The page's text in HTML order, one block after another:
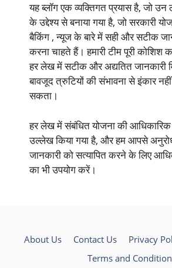
यह ब्लॉग एक व्यक्तिगत प्रयास है, जो उन
के उद्देश्य से बनाया गया है, जो सरकारी
बैकिंग , न्यूज के बारे में सही और सटीक
करना चाहते हैं। हमारी टीम पूरी कोशिश
हर लेख में सटीक और अद्यतित
बावजूद त्रुटियों की संभावना से इंकार
सकता।
हर लेख में संबंधित योजना की
उल्लेख किया गया है, और हम आपसे
जानकारी को सत्यापित करने के लिए
का भी उपयोग करें।
About Us Contact Us Privacy
Terms and